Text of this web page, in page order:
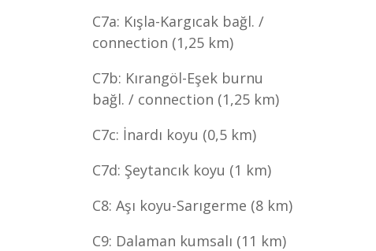
C7a: Kışla-Kargıcak bağl. /
connection (1,25 km)
C7b: Kırangöl-Eşek burnu
bağl. / connection (1,25 km)
C7c: İnardı koyu (0,5 km)
C7d: Şeytancık koyu (1 km)
C8: Aşı koyu-Sarıgerme (8 km)
C9: Dalaman kumsalı (11 km)